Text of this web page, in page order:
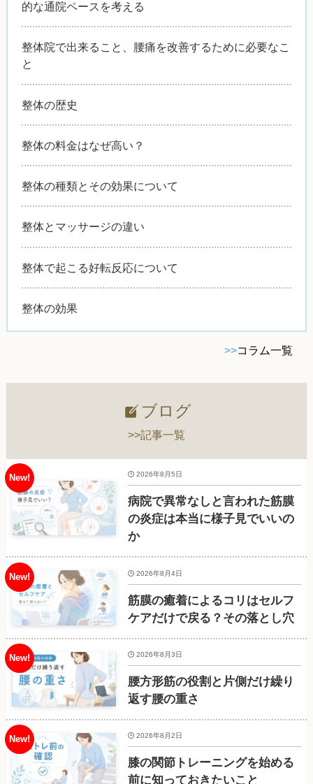
的な通院ペースを考える
整体院で出来ること、腰痛を改善するために必要なこ
と
整体の歴史
整体の料金はなぜ高い？
整体の種類とその効果について
整体とマッサージの違い
整体で起こる好転反応について
整体の効果
>>コラム一覧
ブログ
>>記事一覧
病院で異常なしと言われた筋膜
の炎症は本当に様子見でいいの
か
2026年8月5日
筋膜の癒着によるコリはセルフ
ケアだけで戻る？その落とし穴
2026年8月4日
腰方形筋の役割と片側だけ繰り
返す腰の重さ
2026年8月3日
膝の関節トレーニングを始める
前に知っておきたいこと
2026年8月2日